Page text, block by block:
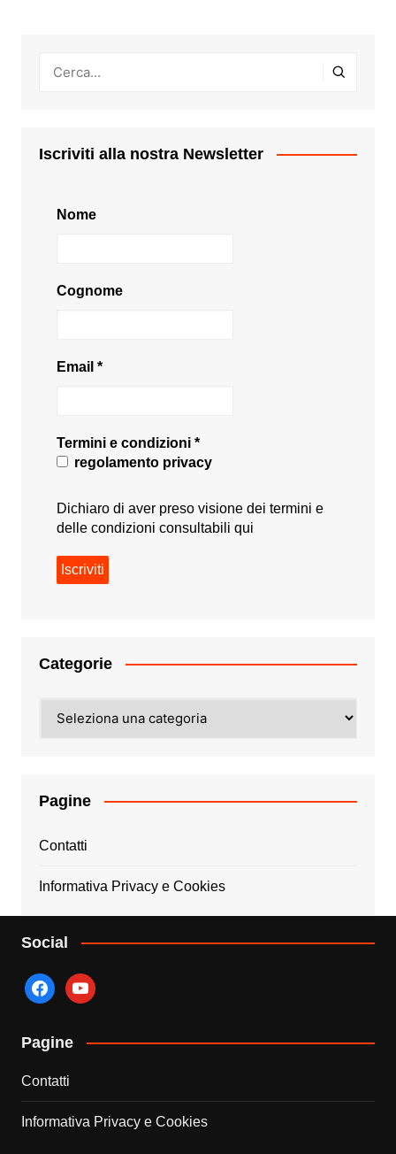
Iscriviti alla nostra Newsletter
Nome
Cognome
Email *
Termini e condizioni *
regolamento privacy
Dichiaro di aver preso visione dei termini e
delle condizioni consultabili qui
Categorie
Pagine
Contatti
Informativa Privacy e Cookies
Social
facebookyoutube
Pagine
Contatti
Informativa Privacy e Cookies